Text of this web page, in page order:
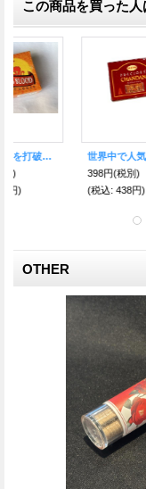
この商品を買った
世界中で人気♪神々が創った癒しの香り チャンダン・コーン香
OTHER